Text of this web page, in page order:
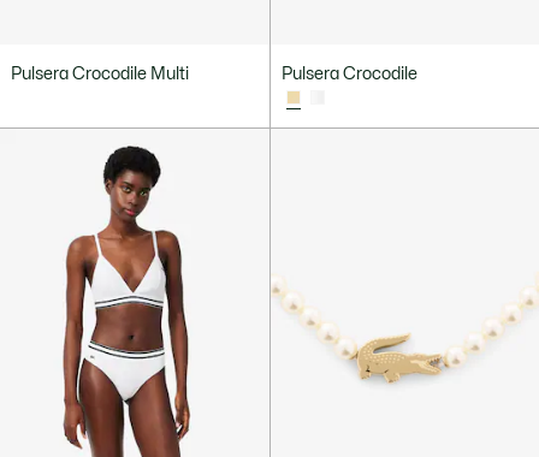
Pulsera Crocodile Multi Pulsera Crocodile